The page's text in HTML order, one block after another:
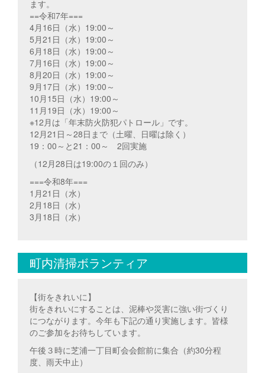
ます。
==令和7年===
4月16日（水）19:00～
5月21日（水）19:00～
6月18日（水）19:00～
7月16日（水）19:00～
8月20日（水）19:00～
9月17日（水）19:00～
10月15日（水）19:00～
11月19日（水）19:00～
※12月は「年末防火防犯パトロール」です。
12月21日～28日まで（土曜、日曜は除く）
19：00～と21：00～ 2回実施
（12月28日は19:00の１回のみ）
===令和8年===
1月21日（水）
2月18日（水）
3月18日（水）
町内清掃ボランティア
【街をきれいに】
街をきれいにすることは、泥棒や災害に強い街づくり
につながります。今年も下記の通り実施します。皆様
のご参加をお待ちしています。
午後３時に芝浦一丁目町会会館前に集合（約30分程
度、雨天中止）